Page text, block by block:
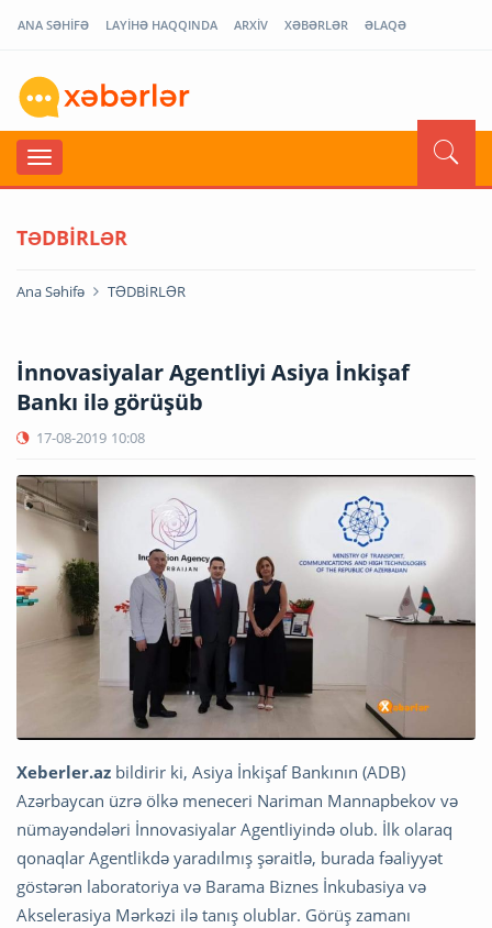
ANA SƏHİFƏ LAYİHƏ HAQQINDA ARXİV XƏBƏRLƏR ƏLAQƏ
TƏDBİRLƏR
Ana Səhifə TƏDBİRLƏR
İnnovasiyalar Agentliyi Asiya İnkişaf
Bankı ilə görüşüb
17-08-2019 10:08
Xeberler.az bildirir ki, Asiya İnkişaf Bankının (ADB)
Azərbaycan üzrə ölkə meneceri Nariman Mannapbekov və
nümayəndələri İnnovasiyalar Agentliyində olub. İlk olaraq
qonaqlar Agentlikdə yaradılmış şəraitlə, burada fəaliyyət
göstərən laboratoriya və Barama Biznes İnkubasiya və
Akselerasiya Mərkəzi ilə tanış olublar. Görüş zamanı